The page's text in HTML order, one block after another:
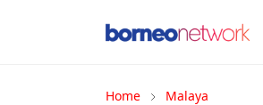
Home Malaya